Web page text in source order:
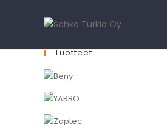
Tuotteet